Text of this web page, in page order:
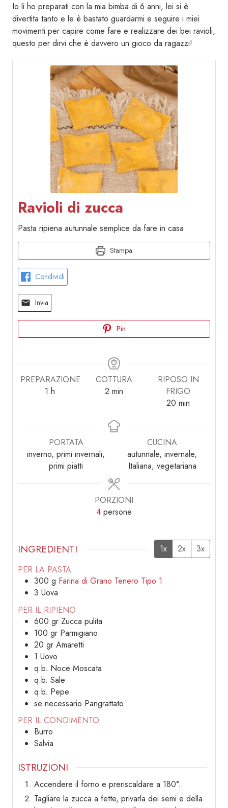
Io li ho preparati con la mia bimba di 6 anni, lei si è
divertita tanto e le è bastato guardarmi e seguire i miei
movimenti per capire come fare e realizzare dei bei ravioli,
questo per dirvi che è davvero un gioco da ragazzi!
Ravioli di zucca
Pasta ripiena autunnale semplice da fare in casa
Stampa
Condividi
Invia
Pin
PREPARAZIONE
1 ora
h
COTTURA
2 minuti
min
RIPOSO IN
FRIGO
20 minuti
min
PORTATA
inverno, primi invernali,
primi piatti
CUCINA
autunnale, invernale,
Italiana, vegetariana
PORZIONI
4 persone
INGREDIENTI 1x 2x
3x
PER LA PASTA
300 g Farina di Grano Tenero Tipo 1
3 Uova
PER IL RIPIENO
600 gr Zucca pulita
100 gr Parmigiano
20 gr Amaretti
1 Uovo
q.b. Noce Moscata
q.b. Sale
q.b. Pepe
se necessario Pangrattato
PER IL CONDIMENTO
Burro
Salvia
ISTRUZIONI
Accendere il forno e preriscaldare a 180°.
Tagliare la zucca a fette, privarla dei semi e della